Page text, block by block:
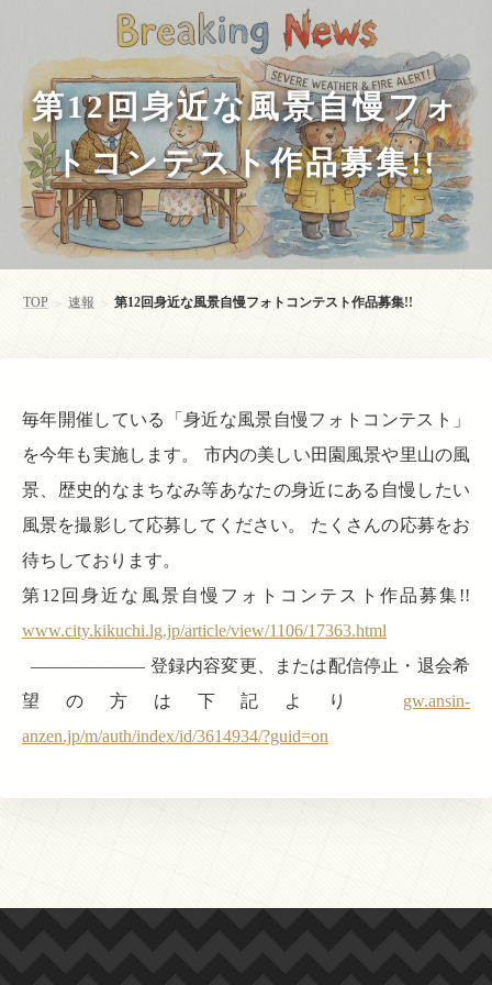
第12回身近な風景自慢フォ
トコンテスト作品募集!!
TOP > 速報 > 第12回身近な風景自慢フォトコンテスト作品募集!!
毎年開催している「身近な風景自慢フォトコンテスト」
を今年も実施します。 市内の美しい田園風景や里山の風
景、歴史的なまちなみ等あなたの身近にある自慢したい
風景を撮影して応募してください。 たくさんの応募をお
待ちしております。
第12回身近な風景自慢フォトコンテスト作品募集!!
www.city.kikuchi.lg.jp/article/view/1106/17363.html
——————– 登録内容変更、または配信停止・退会希
望の方は下記より gw.ansin-
anzen.jp/m/auth/index/id/3614934/?guid=on